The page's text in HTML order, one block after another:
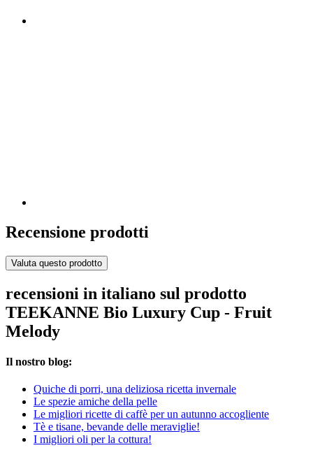
Recensione prodotti
Valuta questo prodotto
recensioni in italiano sul prodotto
TEEKANNE Bio Luxury Cup - Fruit
Melody
Il nostro blog:
Quiche di porri, una deliziosa ricetta invernale
Le spezie amiche della pelle
Le migliori ricette di caffè per un autunno accogliente
Tè e tisane, bevande delle meraviglie!
I migliori oli per la cottura!